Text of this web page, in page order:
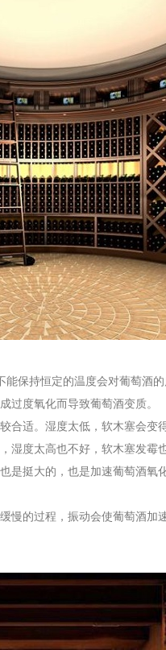
持恒定的温度会对葡萄酒的
过度氧化而导致葡萄酒变质。
适。湿度太低，软木塞会变
度太高也不好，软木塞发霉
挺大的，也是加速葡萄酒氧
的过程，振动会使葡萄酒加